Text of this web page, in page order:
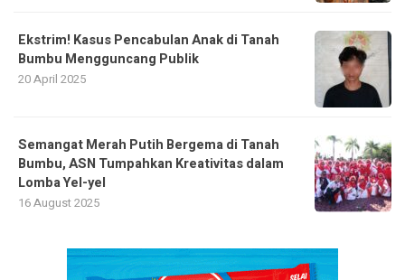
Ekstrim! Kasus Pencabulan Anak di Tanah
Bumbu Mengguncang Publik
20 April 2025
Semangat Merah Putih Bergema di Tanah
Bumbu, ASN Tumpahkan Kreativitas dalam
Lomba Yel-yel
16 August 2025